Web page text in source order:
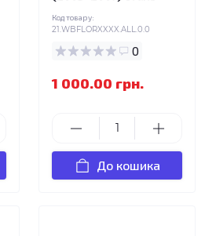
Код товару:
21.WBFLORXXXX.ALL.0.0
0
1 000.00 грн.
До кошика